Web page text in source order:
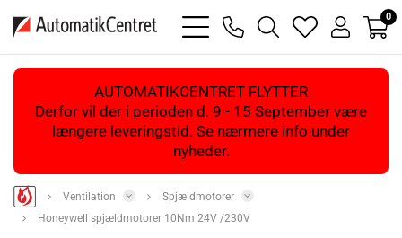
bars
light
phone
magnifying
glass
heart
light
user
light
0
AUTOMATIKCENTRET FLYTTER
Derfor vil der i perioden d. 9 - 15 September være
længere leveringstid. Se nærmere info under
nyheder.
Ventilation
Spjældmotorer
Honeywell spjældmotorer 10Nm 24V /230V